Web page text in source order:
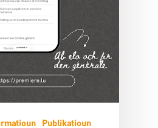
Publikatioun